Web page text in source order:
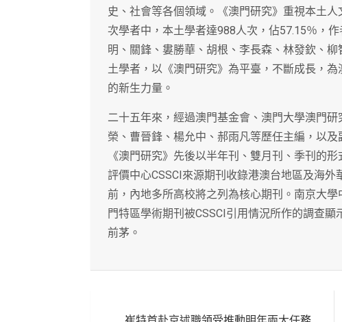
史、社會等各個領域。《澳門研究》重視本土
次學者中，本土學者達988人次，佔57.15％，
明、關鋒、婁勝華、胡根、李長森、林發欽、
土學者，以《澳門研究》為平臺，不斷成長，
的新生力量。
二十五年來，經過澳門基金會、澳門大學澳門
榮、曹晉鋒、楊允中、郝雨凡等歷任主編，以
《澳門研究》先後以半年刊、雙月刊、季刊的
評價中心CSSCI來源期刊收錄港澳台地區及海
前，內地多所高校將之列為核心期刊。南京大
門特區學術期刊被CSSCI引用情況所作的調查
前茅。